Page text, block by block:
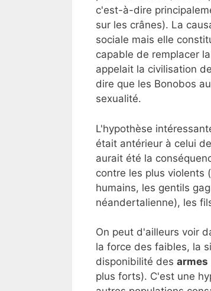
c'est-à-dire
sur les crânes). La
sociale mais elle
capable de remplacer
appelait la civilisation
dire que les Bonobos
sexualité.
L'hypothèse
était antérieur à celui
aurait été la
contre les plus violents
humains, les gentils
néandertalienne), les
On peut d'ailleurs voir
la force des faibles, la
disponibilité des armes
plus forts). C'est une